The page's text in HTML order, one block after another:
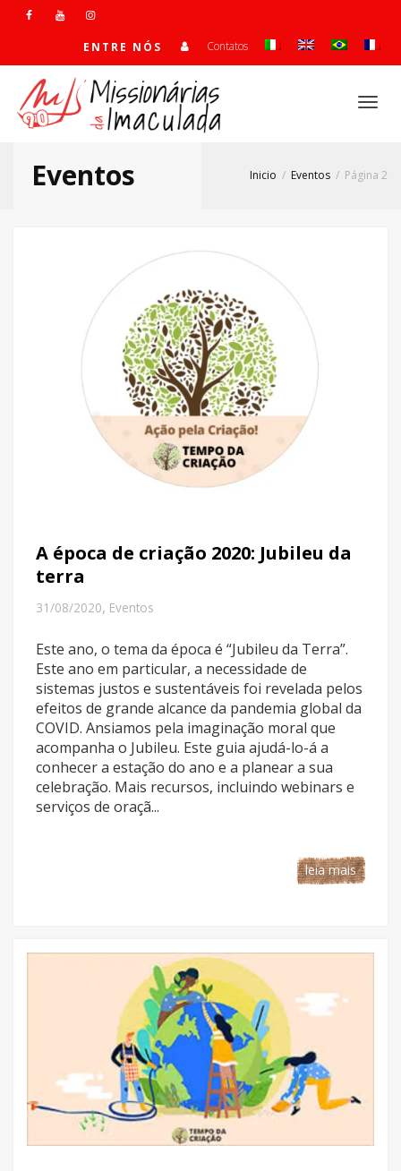
ENTRE NÓS Contatos
Eventos Inicio Eventos Página 2
A época de criação 2020: Jubileu da
terra
31/08/2020, Eventos
Este ano, o tema da época é “Jubileu da Terra”.
Este ano em particular, a necessidade de
sistemas justos e sustentáveis foi revelada pelos
efeitos de grande alcance da pandemia global da
COVID. Ansiamos pela imaginação moral que
acompanha o Jubileu. Este guia ajudá-lo-á a
conhecer a estação do ano e a planear a sua
celebração. Mais recursos, incluindo webinars e
serviços de oraçã...
leia mais